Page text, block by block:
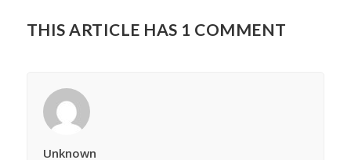
THIS ARTICLE HAS 1 COMMENT
Unknown